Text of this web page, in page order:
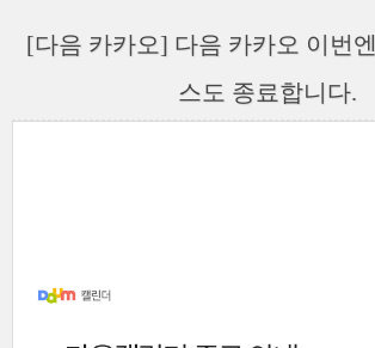
[다음 카카오] 다음 카카오 이번
스도 종료합니다.